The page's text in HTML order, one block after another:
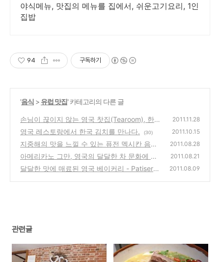
야식메뉴, 맛집의 메뉴를 집에서, 쉬운고기요리, 1인
집밥
94 구독하기
'음식 > 유럽 맛집' 카테고리의 다른 글
손님이 끊이지 않는 영국 찻집(Tearoom), 한
국인은 외면해?
(19)
2011.11.28
영국 레스토랑에서 한국 김치를 만나다. (30) 2011.10.15
지중해의 맛을 느낄 수 있는 퓨전 멕시칸 음식
을 맛보다.
(13)
2011.08.28
아메리카노 그만, 영국의 달달한 차 문화에 빠
지다.
(9)
2011.08.21
달달한 맛에 매료된 영국 베이커리 - Patiserri
2011.08.09
관련글